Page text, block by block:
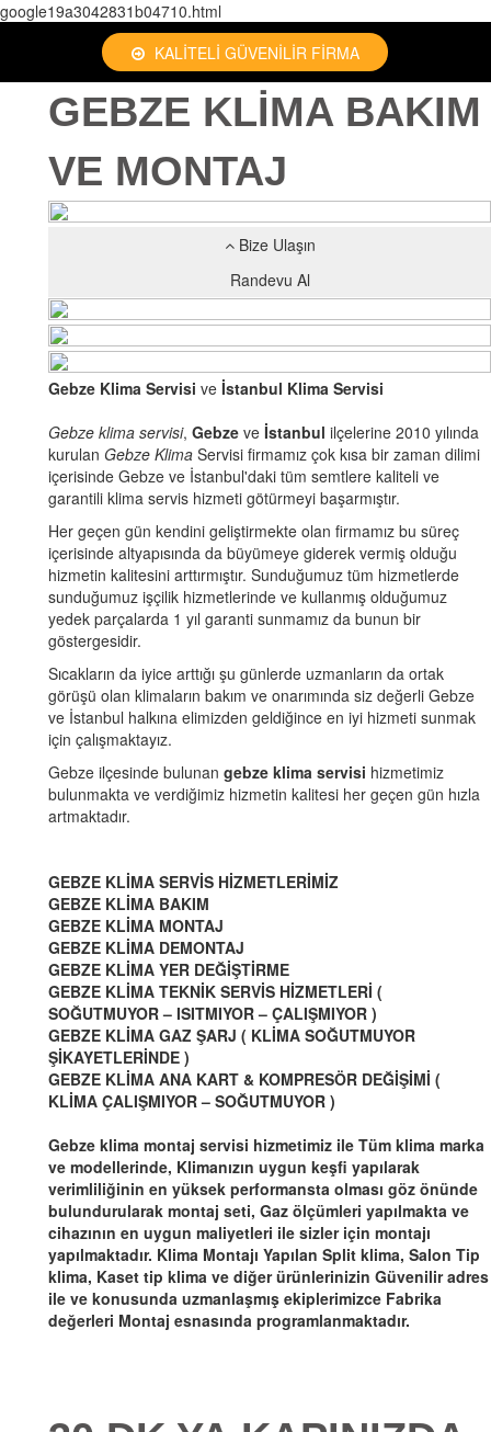
google19a3042831b04710.html
KALİTELİ GÜVENİLİR FİRMA
GEBZE KLİMA BAKIM
VE MONTAJ
Bize Ulaşın
Randevu Al
Gebze Klima Servisi ve İstanbul Klima Servisi
Gebze klima servisi, Gebze ve İstanbul ilçelerine 2010 yılında
kurulan Gebze Klima Servisi firmamız çok kısa bir zaman dilimi
içerisinde Gebze ve İstanbul'daki tüm semtlere kaliteli ve
garantili klima servis hizmeti götürmeyi başarmıştır.
Her geçen gün kendini geliştirmekte olan firmamız bu süreç
içerisinde altyapısında da büyümeye giderek vermiş olduğu
hizmetin kalitesini arttırmıştır. Sunduğumuz tüm hizmetlerde
sunduğumuz işçilik hizmetlerinde ve kullanmış olduğumuz
yedek parçalarda 1 yıl garanti sunmamız da bunun bir
göstergesidir.
Sıcakların da iyice arttığı şu günlerde uzmanların da ortak
görüşü olan klimaların bakım ve onarımında siz değerli Gebze
ve İstanbul halkına elimizden geldiğince en iyi hizmeti sunmak
için çalışmaktayız.
Gebze ilçesinde bulunan gebze klima servisi hizmetimiz
bulunmakta ve verdiğimiz hizmetin kalitesi her geçen gün hızla
artmaktadır.
GEBZE KLİMA SERVİS HİZMETLERİMİZ
GEBZE KLİMA BAKIM
GEBZE KLİMA MONTAJ
GEBZE KLİMA DEMONTAJ
GEBZE KLİMA YER DEĞİŞTİRME
GEBZE KLİMA TEKNİK SERVİS HİZMETLERİ (
SOĞUTMUYOR – ISITMIYOR – ÇALIŞMIYOR )
GEBZE KLİMA GAZ ŞARJ ( KLİMA SOĞUTMUYOR
ŞİKAYETLERİNDE )
GEBZE KLİMA ANA KART & KOMPRESÖR DEĞİŞİMİ (
KLİMA ÇALIŞMIYOR – SOĞUTMUYOR )
Gebze klima montaj servisi hizmetimiz ile Tüm klima marka
ve modellerinde, Klimanızın uygun keşfi yapılarak
verimliliğinin en yüksek performansta olması göz önünde
bulundurularak montaj seti, Gaz ölçümleri yapılmakta ve
cihazının en uygun maliyetleri ile sizler için montajı
yapılmaktadır. Klima Montajı Yapılan Split klima, Salon Tip
klima, Kaset tip klima ve diğer ürünlerinizin Güvenilir adres
ile ve konusunda uzmanlaşmış ekiplerimizce Fabrika
değerleri Montaj esnasında programlanmaktadır.